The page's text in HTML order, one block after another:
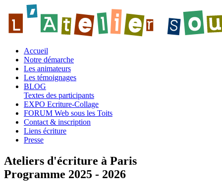
Accueil
Notre démarche
Les animateurs
Les témoignages
BLOG
Textes des participants
EXPO Ecriture-Collage
FORUM Web sous les Toits
Contact & inscription
Liens écriture
Presse
Ateliers d'écriture à Paris
Programme 2025 - 2026